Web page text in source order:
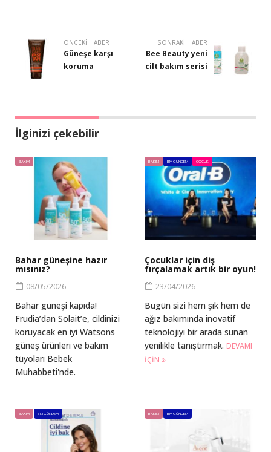
ÖNCEKI HABER
Güneşe karşı
koruma
SONRAKI HABER
Bee Beauty yeni
cilt bakım serisi
İlginizi çekebilir
BAKIM
Bahar güneşine hazır
mısınız?
08/05/2026
Bahar güneşi kapıda!
Frudia’dan Solait’e, cildinizi
koruyacak en iyi Watsons
güneş ürünleri ve bakım
tüyoları Bebek
Muhabbeti'nde.
BAKIM BM GÜNDEM ÇOCUK
Çocuklar için diş
fırçalamak artık bir oyun!
23/04/2026
Bugün sizi hem şık hem de
ağız bakımında inovatif
teknolojiyi bir arada sunan
yenilikle tanıştırmak. DEVAMI
IÇIN
BAKIM BM GÜNDEM BAKIM BM GÜNDEM